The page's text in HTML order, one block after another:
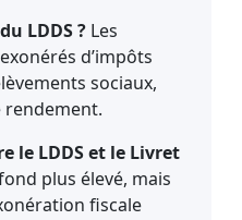
LDDS ? Les
d’impôts
sociaux,
rendement.
le LDDS et le Livret
plus élevé, mais
fiscale